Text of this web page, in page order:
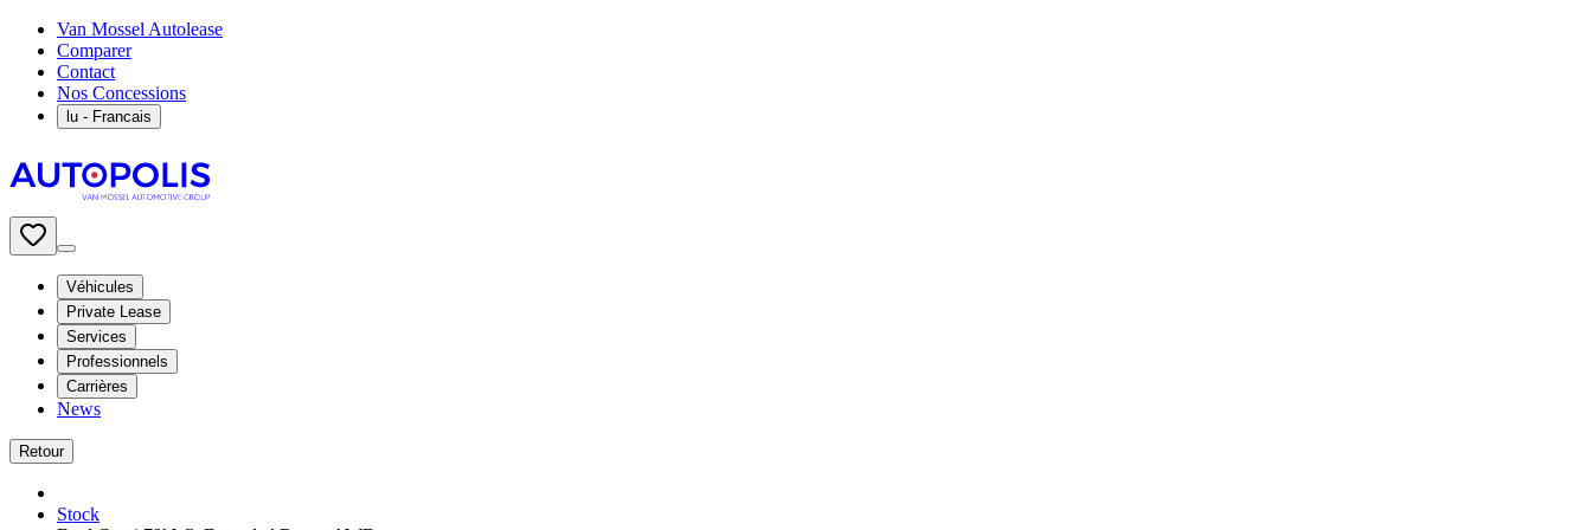
Van Mossel Autolease
Comparer
Contact
Nos Concessions
lu - Francais
Véhicules
Private Lease
Services
Professionnels
Carrières
News
Retour
Stock